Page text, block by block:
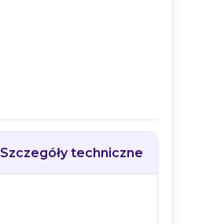
Szczegóły techniczne